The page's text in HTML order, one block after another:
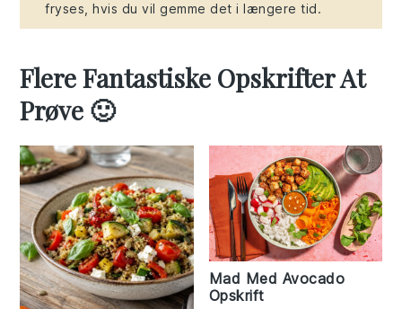
fryses, hvis du vil gemme det i længere tid.
Flere Fantastiske Opskrifter At
Prøve 🙂
Mad Med Avocado
Opskrift